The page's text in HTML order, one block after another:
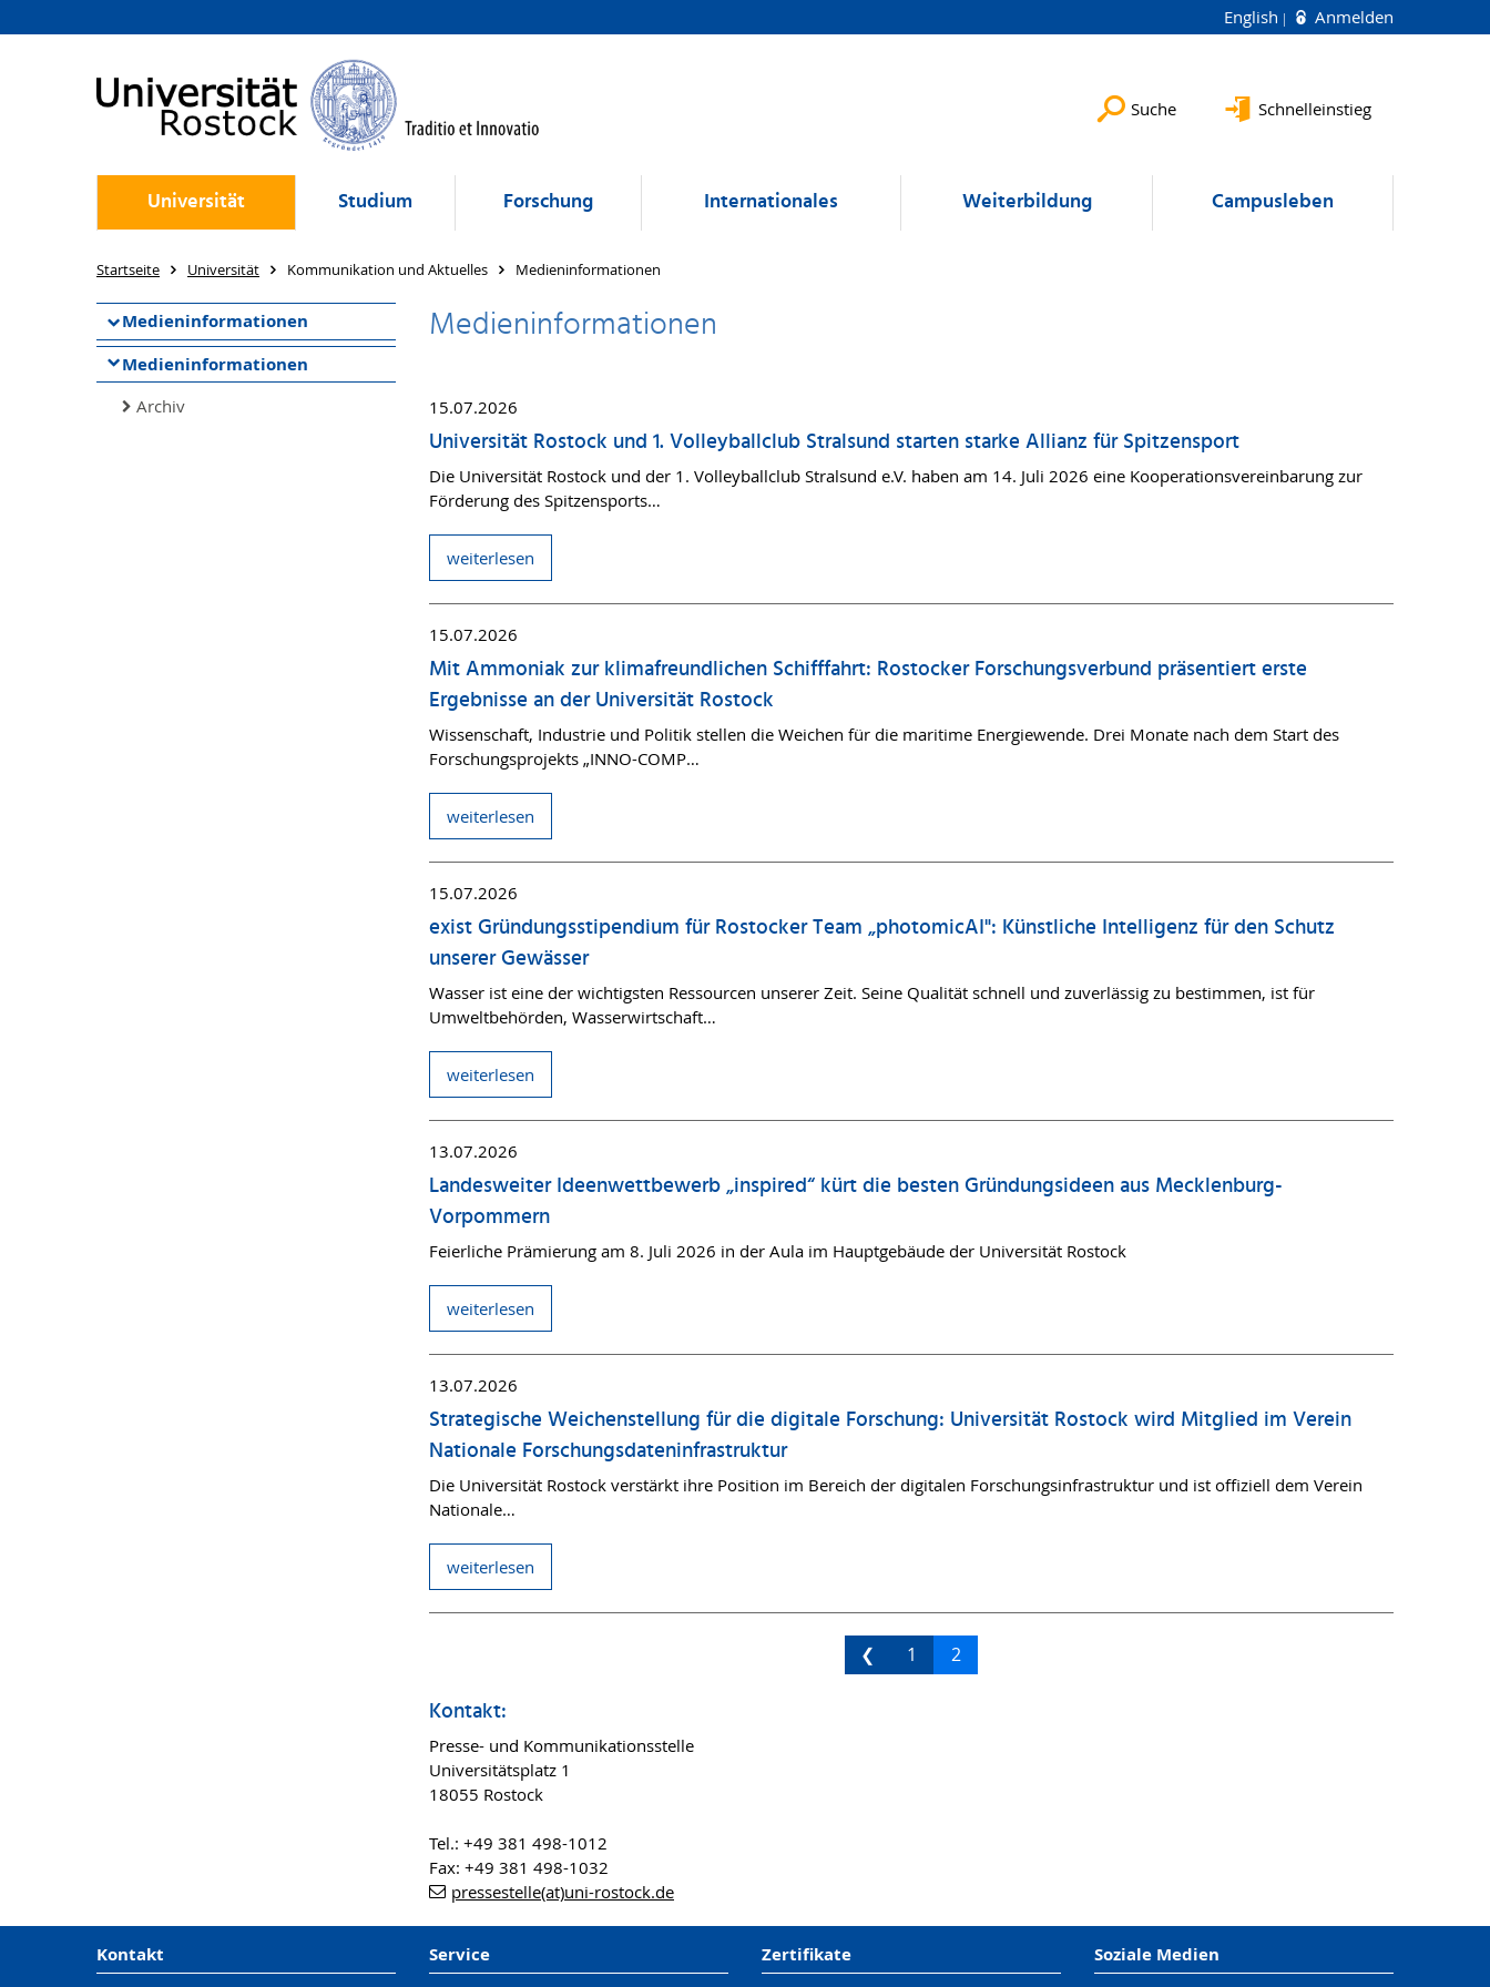
English Anmelden
Suche Schnelleinstieg
Universität Studium Forschung Internationales Weiterbildung Campusleben
Startseite Universität Kommunikation und Aktuelles Medieninformationen
Medieninformationen
Medieninformationen
Archiv
Medieninformationen
15.07.2026
Universität Rostock und 1. Volleyballclub Stralsund starten starke Allianz für Spitzensport
Die Universität Rostock und der 1. Volleyballclub Stralsund e.V. haben am 14. Juli 2026 eine Kooperationsvereinbarung zur
Förderung des Spitzensports…
weiterlesen
15.07.2026
Mit Ammoniak zur klimafreundlichen Schifffahrt: Rostocker Forschungsverbund präsentiert erste
Ergebnisse an der Universität Rostock
Wissenschaft, Industrie und Politik stellen die Weichen für die maritime Energiewende. Drei Monate nach dem Start des
Forschungsprojekts „INNO-COMP…
weiterlesen
15.07.2026
exist Gründungsstipendium für Rostocker Team „photomicAI": Künstliche Intelligenz für den Schutz
unserer Gewässer
Wasser ist eine der wichtigsten Ressourcen unserer Zeit. Seine Qualität schnell und zuverlässig zu bestimmen, ist für
Umweltbehörden, Wasserwirtschaft…
weiterlesen
13.07.2026
Landesweiter Ideenwettbewerb „inspired“ kürt die besten Gründungsideen aus Mecklenburg-
Vorpommern
Feierliche Prämierung am 8. Juli 2026 in der Aula im Hauptgebäude der Universität Rostock
weiterlesen
13.07.2026
Strategische Weichenstellung für die digitale Forschung: Universität Rostock wird Mitglied im Verein
Nationale Forschungsdateninfrastruktur
Die Universität Rostock verstärkt ihre Position im Bereich der digitalen Forschungsinfrastruktur und ist offiziell dem Verein
Nationale…
weiterlesen
❮ 1 2
Kontakt:
Presse- und Kommunikationsstelle
Universitätsplatz 1
18055 Rostock
Tel.: +49 381 498-1012
Fax: +49 381 498-1032
pressestelle(at)uni-rostock.de
Kontakt Service Zertifikate Soziale Medien